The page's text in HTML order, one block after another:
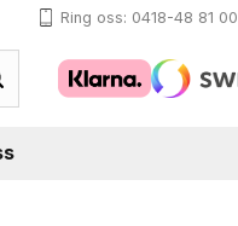
Ring oss: 0418-48 81 00